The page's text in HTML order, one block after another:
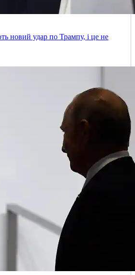
новий удар по Трампу, і це не